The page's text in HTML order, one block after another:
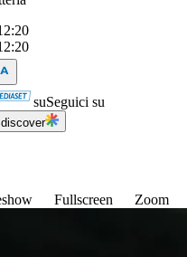
suSeguici su
discover
Fullscreen Zoom